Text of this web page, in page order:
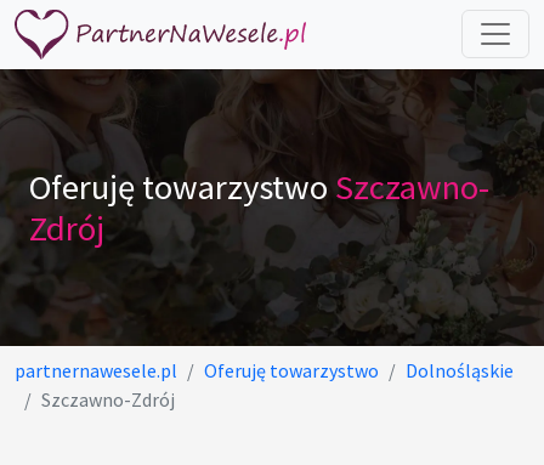
Oferuję towarzystwo Szczawno-
Zdrój
partnernawesele.pl Oferuję towarzystwo
Dolnośląskie
Szczawno-Zdrój